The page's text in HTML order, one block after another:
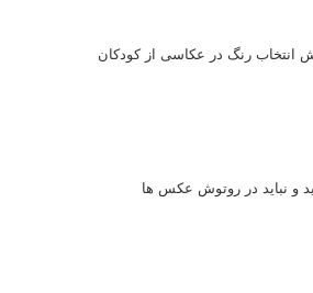
انتخاب رنگ در عکاسی از کودکان